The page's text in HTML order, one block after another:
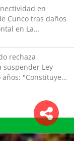
en
Cunco tras daños
en La
rechaza
suspender Ley
"Constituye